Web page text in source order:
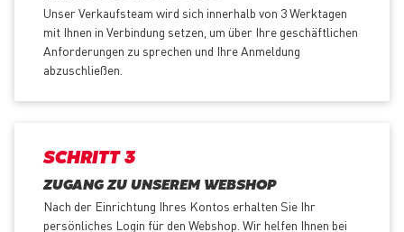
Unser Verkaufsteam wird sich innerhalb von 3 Werktagen
mit Ihnen in Verbindung setzen, um über Ihre geschäftlichen
Anforderungen zu sprechen und Ihre Anmeldung
abzuschließen.
SCHRITT 3
ZUGANG ZU UNSEREM WEBSHOP
Nach der Einrichtung Ihres Kontos erhalten Sie Ihr
persönliches Login für den Webshop. Wir helfen Ihnen bei